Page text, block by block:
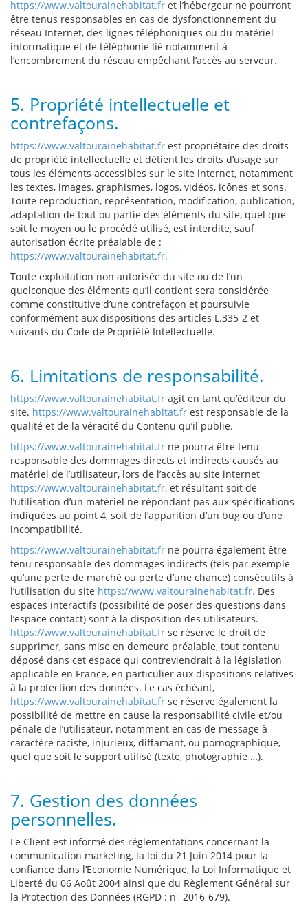
https://www.valtourainehabitat.fr et l’hébergeur ne pourront
être tenus responsables en cas de dysfonctionnement du
réseau Internet, des lignes téléphoniques ou du matériel
informatique et de téléphonie lié notamment à
l’encombrement du réseau empêchant l’accès au serveur.
5. Propriété intellectuelle et
contrefaçons.
https://www.valtourainehabitat.fr est propriétaire des droits
de propriété intellectuelle et détient les droits d’usage sur
tous les éléments accessibles sur le site internet, notamment
les textes, images, graphismes, logos, vidéos, icônes et sons.
Toute reproduction, représentation, modification, publication,
adaptation de tout ou partie des éléments du site, quel que
soit le moyen ou le procédé utilisé, est interdite, sauf
autorisation écrite préalable de :
https://www.valtourainehabitat.fr.
Toute exploitation non autorisée du site ou de l’un
quelconque des éléments qu’il contient sera considérée
comme constitutive d’une contrefaçon et poursuivie
conformément aux dispositions des articles L.335-2 et
suivants du Code de Propriété Intellectuelle.
6. Limitations de responsabilité.
https://www.valtourainehabitat.fr agit en tant qu’éditeur du
site. https://www.valtourainehabitat.fr est responsable de la
qualité et de la véracité du Contenu qu’il publie.
https://www.valtourainehabitat.fr ne pourra être tenu
responsable des dommages directs et indirects causés au
matériel de l’utilisateur, lors de l’accès au site internet
https://www.valtourainehabitat.fr, et résultant soit de
l’utilisation d’un matériel ne répondant pas aux spécifications
indiquées au point 4, soit de l’apparition d’un bug ou d’une
incompatibilité.
https://www.valtourainehabitat.fr ne pourra également être
tenu responsable des dommages indirects (tels par exemple
qu’une perte de marché ou perte d’une chance) consécutifs à
l’utilisation du site https://www.valtourainehabitat.fr. Des
espaces interactifs (possibilité de poser des questions dans
l’espace contact) sont à la disposition des utilisateurs.
https://www.valtourainehabitat.fr se réserve le droit de
supprimer, sans mise en demeure préalable, tout contenu
déposé dans cet espace qui contreviendrait à la législation
applicable en France, en particulier aux dispositions relatives
à la protection des données. Le cas échéant,
https://www.valtourainehabitat.fr se réserve également la
possibilité de mettre en cause la responsabilité civile et/ou
pénale de l’utilisateur, notamment en cas de message à
caractère raciste, injurieux, diffamant, ou pornographique,
quel que soit le support utilisé (texte, photographie …).
7. Gestion des données
personnelles.
Le Client est informé des réglementations concernant la
communication marketing, la loi du 21 Juin 2014 pour la
confiance dans l’Economie Numérique, la Loi Informatique et
Liberté du 06 Août 2004 ainsi que du Règlement Général sur
la Protection des Données (RGPD : n° 2016-679).